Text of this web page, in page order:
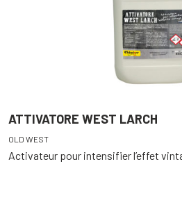
ATTIVATORE WEST LARCH
OLD WEST
Activateur pour intensifier l’effet